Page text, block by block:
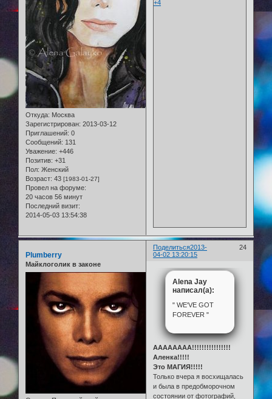
Откуда: Москва
Зарегистрирован: 2013-03-12
Приглашений: 0
Сообщений: 131
Уважение: +446
Позитив: +31
Пол: Женский
Возраст: 43 [1983-01-27]
Провел на форуме:
20 часов 56 минут
Последний визит:
2014-05-03 13:54:38
+4
Поделиться 24
2013-
04-02 13:20:15
Plumberry
Майклоголик в законе
Alena Jay
написал(а):
" WE'VE GOT
FOREVER "
АААААААА!!!!!!!!!!!!!!!!
Аленка!!!!!
Это МАГИЯ!!!!!
Только вчера я восхищалась
и была в предобморочном
состоянии от фотографий,